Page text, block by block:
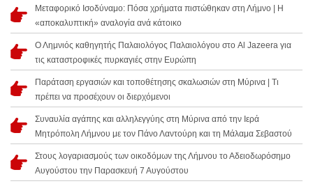
Μεταφορικό Ισοδύναμο: Πόσα χρήματα πιστώθηκαν στη Λήμνο | Η
«αποκαλυπτική» αναλογία ανά κάτοικο
Ο Λημνιός καθηγητής Παλαιολόγος Παλαιολόγου στο Al Jazeera για
τις καταστροφικές πυρκαγιές στην Ευρώπη
Παράταση εργασιών και τοποθέτησης σκαλωσιών στη Μύρινα | Τι
πρέπει να προσέχουν οι διερχόμενοι
Συναυλία αγάπης και αλληλεγγύης στη Μύρινα από την Ιερά
Μητρόπολη Λήμνου με τον Πάνο Λαντούρη και τη Μάλαμα Σεβαστού
Στους λογαριασμούς των οικοδόμων της Λήμνου το Αδειοδωρόσημο
Αυγούστου την Παρασκευή 7 Αυγούστου